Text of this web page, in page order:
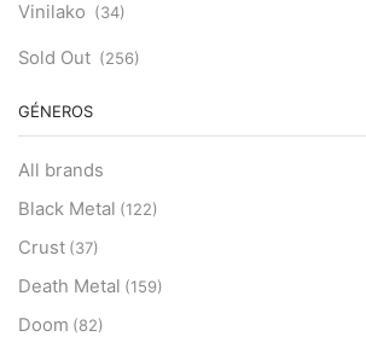
Vinilako (34)
Sold Out (256)
GÉNEROS
All brands
Black Metal (122)
Crust (37)
Death Metal (159)
Doom (82)